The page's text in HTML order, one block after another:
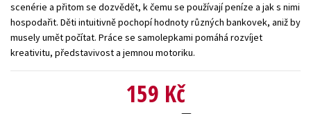
scenérie a přitom se dozvědět, k čemu se používají peníze a jak s nimi
hospodařit. Děti intuitivně pochopí hodnoty různých bankovek, aniž by
musely umět počítat. Práce se samolepkami pomáhá rozvíjet
kreativitu, představivost a jemnou motoriku.
159 Kč